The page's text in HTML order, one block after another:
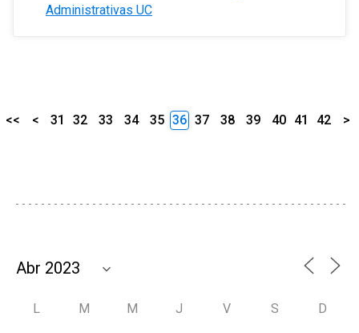
Administrativas UC
<< < 31 32 33 34 35 36 37 38 39 40 41 42 >
L M M J V S D